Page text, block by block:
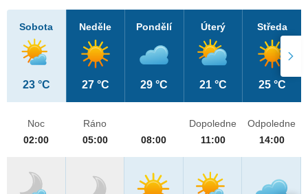
Sobota
23 °C
Neděle
27 °C
Pondělí
29 °C
Úterý
21 °C
Středa
25 °C
Noc
02:00
Ráno
05:00
08:00
Dopoledne
11:00
Odpoledne
14:00